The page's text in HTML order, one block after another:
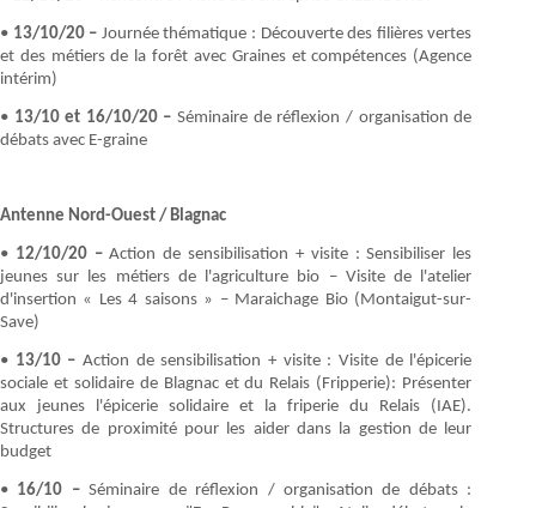
• 13/10/20 – Journée thématique : Découverte des filières vertes
et des métiers de la forêt avec Graines et compétences (Agence
intérim)
• 13/10 et 16/10/20 –Séminaire de réflexion / organisation de
débats avec E-graine
Antenne Nord-Ouest / Blagnac
• 12/10/20 –Action de sensibilisation + visite : Sensibiliser les
jeunes sur les métiers de l'agriculture bio – Visite de l'atelier
d'insertion « Les 4 saisons » – Maraichage Bio (Montaigut-sur-
Save)
• 13/10 – Action de sensibilisation + visite : Visite de l'épicerie
sociale et solidaire de Blagnac et du Relais (Fripperie): Présenter
aux jeunes l'épicerie solidaire et la friperie du Relais (IAE).
Structures de proximité pour les aider dans la gestion de leur
budget
• 16/10 –Séminaire de réflexion / organisation de débats :